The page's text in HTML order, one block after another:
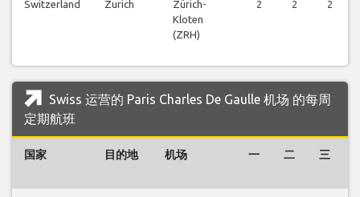
Switzerland Zurich
Zürich-
Kloten
(ZRH)
2 2 2
Swiss 运营的 Paris Charles De Gaulle 机场 的每周
定期航班
国家 目的地 机场 一 二 三